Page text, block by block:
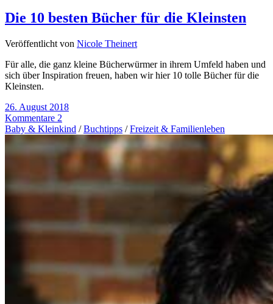
Die 10 besten Bücher für die Kleinsten
Veröffentlicht von Nicole Theinert
Für alle, die ganz kleine Bücherwürmer in ihrem Umfeld haben und
sich über Inspiration freuen, haben wir hier 10 tolle Bücher für die
Kleinsten.
26. August 2018
Kommentare 2
Baby & Kleinkind /Buchtipps /Freizeit & Familienleben